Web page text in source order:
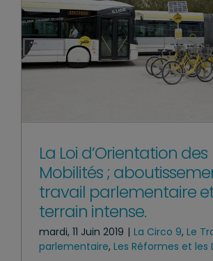
La Loi d’Orientation des
Mobilités ;
travail parlementaire
terrain intense.
mardi, 11 Juin 2019 | La Circo 9, Le
parlementaire, Les Réformes et les